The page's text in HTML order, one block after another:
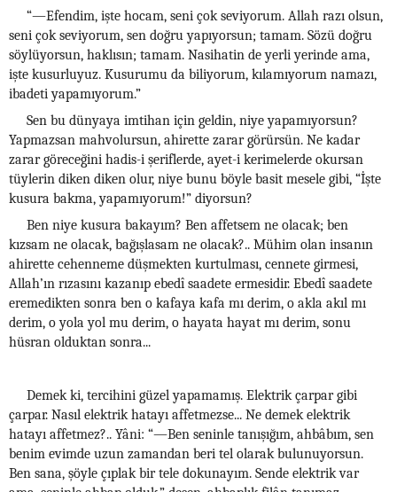
“—Efendim, işte hocam, seni çok seviyorum. Allah razı olsun,
seni çok seviyorum, sen doğru yapıyorsun; tamam. Sözü doğru
söylüyorsun, haklısın; tamam. Nasihatin de yerli yerinde ama,
işte kusurluyuz. Kusurumu da biliyorum, kılamıyorum namazı,
ibadeti yapamıyorum.”
Sen bu dünyaya imtihan için geldin, niye yapamıyorsun?
Yapmazsan mahvolursun, ahirette zarar görürsün. Ne kadar
zarar göreceğini hadis-i şeriflerde, ayet-i kerimelerde okursan
tüylerin diken diken olur, niye bunu böyle basit mesele gibi, “İşte
kusura bakma, yapamıyorum!” diyorsun?
Ben niye kusura bakayım? Ben affetsem ne olacak; ben
kızsam ne olacak, bağışlasam ne olacak?.. Mühim olan insanın
ahirette cehenneme düşmekten kurtulması, cennete girmesi,
Allah’ın rızasını kazanıp ebedî saadete ermesidir. Ebedî saadete
eremedikten sonra ben o kafaya kafa mı derim, o akla akıl mı
derim, o yola yol mu derim, o hayata hayat mı derim, sonu
hüsran olduktan sonra...
Demek ki, tercihini güzel yapamamış. Elektrik çarpar gibi
çarpar. Nasıl elektrik hatayı affetmezse... Ne demek elektrik
hatayı affetmez?.. Yâni: “—Ben seninle tanışığım, ahbâbım, sen
benim evimde uzun zamandan beri tel olarak bulunuyorsun.
Ben sana, şöyle çıplak bir tele dokunayım. Sende elektrik var